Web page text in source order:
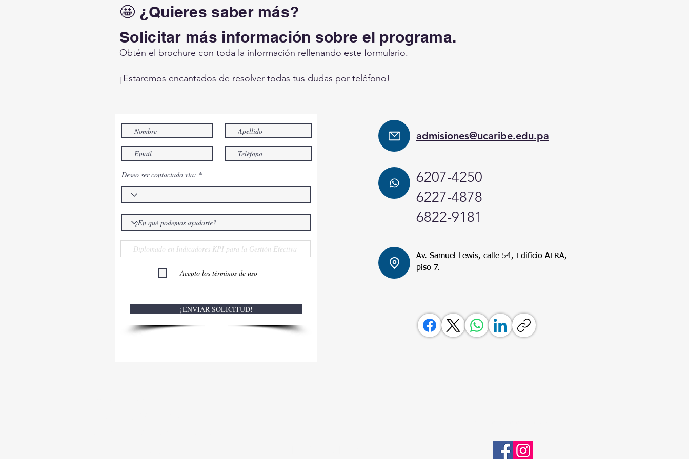
🤩 ¿Quieres saber más?
Solicitar más información sobre el programa.
Obtén el brochure con toda la información rellenando este formulario.
¡Estaremos encantados de resolver todas tus dudas por teléfono!
Deseo ser contactado vía:
Acepto los términos de uso
¡ENVIAR SOLICITUD!
admisiones@ucaribe.edu.pa
6207-4250
6227-4878
6822-9181
Av. Samuel Lewis, calle 54, Edificio AFRA,
piso 7.